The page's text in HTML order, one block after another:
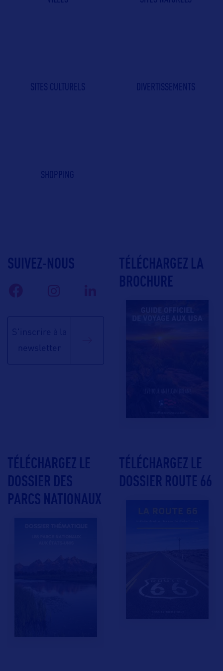
SITES CULTURELS DIVERTISSEMENTS
SHOPPING
SUIVEZ-NOUS
S'inscrire à la
newsletter
TÉLÉCHARGEZ LA
BROCHURE
TÉLÉCHARGEZ LE
DOSSIER DES
PARCS NATIONAUX
TÉLÉCHARGEZ LE
DOSSIER ROUTE 66